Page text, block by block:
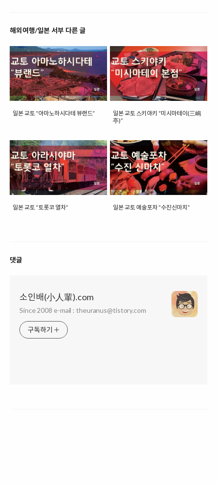
해외여행/일본 서부 다른 글
일본 교토 “아마노하시다테 뷰랜드”
일본 교토 스키야키 “미시마테이(三嶋
亭)”
일본 교토 “토롯코 열차” 일본 교토 예술포차 “수진신마치”
댓글
소인배(小人輩).com
Since 2008 e-mail : theuranus@tistory.com
구독하기